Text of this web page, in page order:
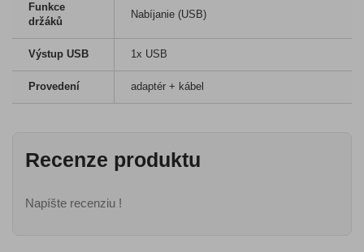
Funkce
držáků
Nabíjanie (USB)
Výstup USB 1x USB
Provedení adaptér + kábel
Recenze produktu
Napíšte recenziu !